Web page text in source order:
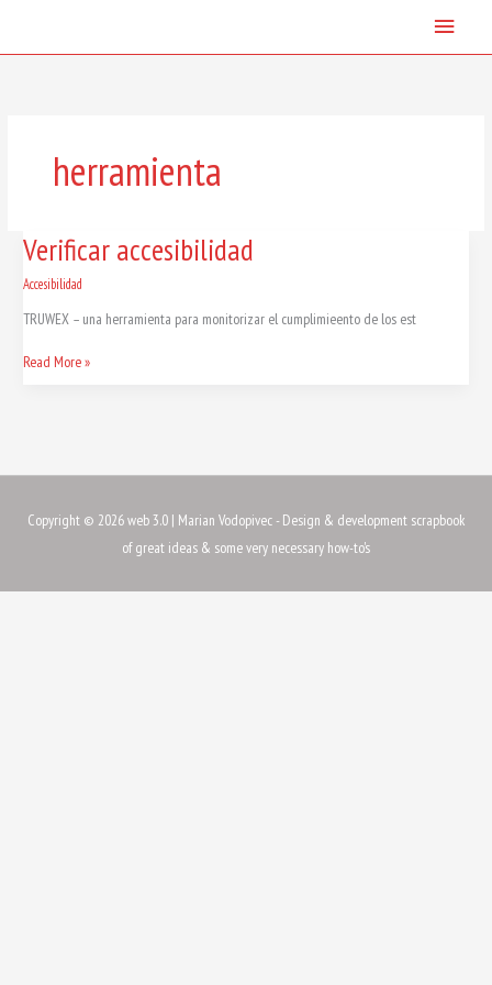
content
Main
herramienta
Verificar accesibilidad
Accesibilidad
TRUWEX – una herramienta para monitorizar el cumplimieento de los est
Verificar
accesibilidad
Read More »
Copyright © 2026web 3.0 | Marian Vodopivec - Design & development scrapbook
of great ideas & some very necessary how-to's